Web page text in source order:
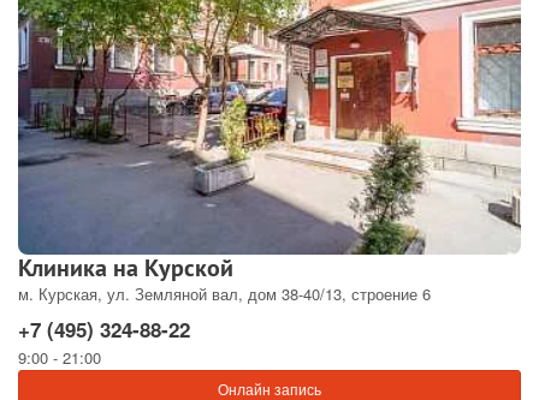
Клиника на Курской
м. Курская, ул. Земляной вал, дом 38-40/13, строение 6
+7 (495) 324-88-22
9:00 - 21:00
Онлайн запись